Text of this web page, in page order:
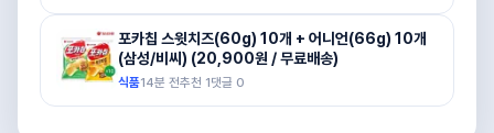
포카칩 스윗치즈(60g) 10개 + 어니언(66g) 10개
(삼성/비씨) (20,900원 / 무료배송)
식품14분 전추천 1댓글 0